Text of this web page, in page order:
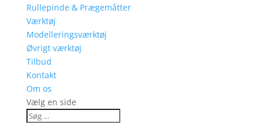
Rullepinde & Prægemåtter
Værktøj
Modelleringsværktøj
Øvrigt værktøj
Tilbud
Kontakt
Om os
Vælg en side